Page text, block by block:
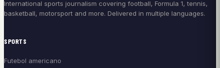
International sports journalism covering football, Formula 1, tennis,
basketball, motorsport and more. Delivered in multiple languages.
SPORTS
Futebol americano